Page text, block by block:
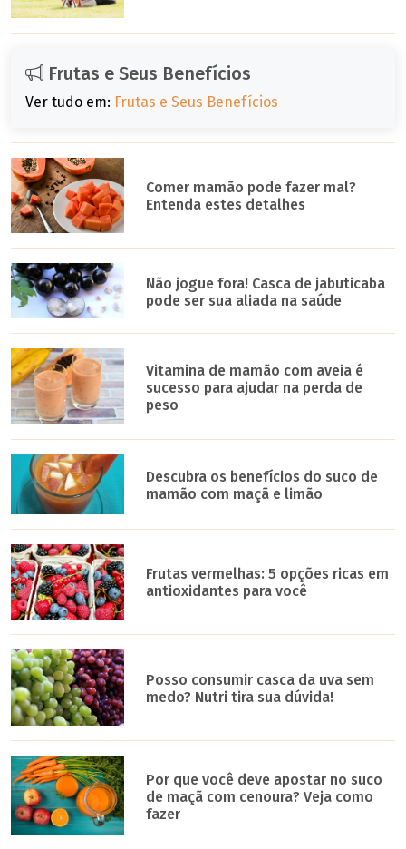
Frutas e Seus Benefícios
Ver tudo em: Frutas e Seus Benefícios
Comer mamão pode fazer mal?
Entenda estes detalhes
Não jogue fora! Casca de jabuticaba
pode ser sua aliada na saúde
Vitamina de mamão com aveia é
sucesso para ajudar na perda de
peso
Descubra os benefícios do suco de
mamão com maçã e limão
Frutas vermelhas: 5 opções ricas em
antioxidantes para você
Posso consumir casca da uva sem
medo? Nutri tira sua dúvida!
Por que você deve apostar no suco
de maçã com cenoura? Veja como
fazer